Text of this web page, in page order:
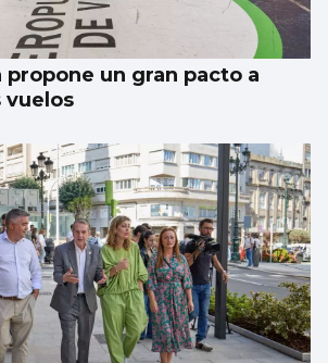
un gran pacto a
vuelos